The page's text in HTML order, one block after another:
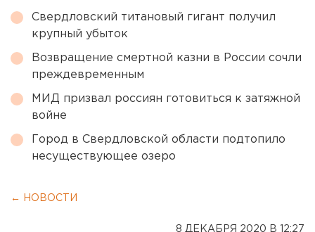
Свердловский титановый гигант получил
крупный убыток
Возвращение смертной казни в России сочли
преждевременным
МИД призвал россиян готовиться к затяжной
войне
Город в Свердловской области подтопило
несуществующее озеро
← НОВОСТИ
8 ДЕКАБРЯ 2020 В 12:27